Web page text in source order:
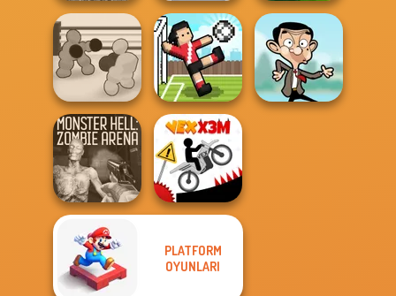
Super Soccer
Noggins
Christmas
Color Fill 3D Poxel.io
Boxing Gang
Stars
Soccer Random
Monster Hell:
Zombie Arena
PLATFORM
OYUNLARI